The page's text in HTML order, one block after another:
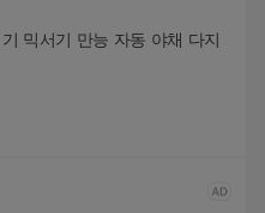
믹서기 만능 자동 야채 다지